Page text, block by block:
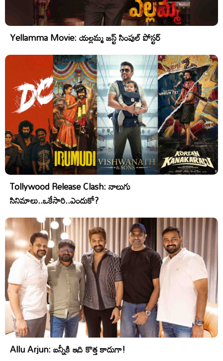
Yellamma Movie: యల్లమ్మ జస్ట్ సింపుల్ పోస్టర్
Tollywood Release Clash: నాలుగు
సినిమాలు..ఒకేసారి..ఎందుకో?
Allu Arjun: బన్నీకి ఇది కొత్త కాదుగా!